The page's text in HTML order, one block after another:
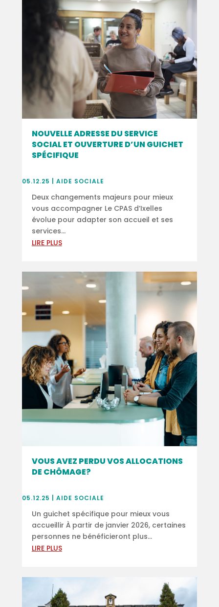
NOUVELLE ADRESSE DU SERVICE
SOCIAL ET OUVERTURE D’UN GUICHET
SPÉCIFIQUE
05.12.25 AIDE SOCIALE
Deux changements majeurs pour mieux
vous accompagner Le CPAS d’Ixelles
évolue pour adapter son accueil et ses
services...
LIRE PLUS
VOUS AVEZ PERDU VOS ALLOCATIONS
DE CHÔMAGE?
05.12.25 AIDE SOCIALE
Un guichet spécifique pour mieux vous
accueillir À partir de janvier 2026, certaines
personnes ne bénéficieront plus...
LIRE PLUS